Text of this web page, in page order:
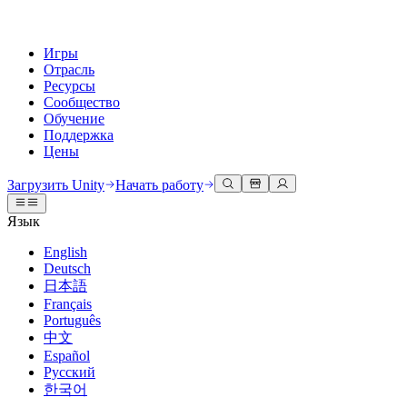
Игры
Отрасль
Ресурсы
Сообщество
Обучение
Поддержка
Цены
Движок Unity
Создавайте 2D и 3D игры для любой платформы
Совместная работа
Сотрудничайте и быстро вносите изменения с вашей командой
Загрузить Unity
Тарифы и цены
Развертывание
Многоплатформенность
3D сотрудничество
Создавайте и просматривайте 3D проекты в реальном времени
Иммерсивное обучение
Обучение в иммерсивных средах
Пользовательские опыты
Создавайте интерактивные 3D опыты
Отрасли
Производство
Документация
Инструменты для разработчиков
Версии релизов и трекер проблем
План развития
Обзор предстоящих функций
Глоссарий
Обсуждения
События
Глобальные и местные события
Истории сообщества
Made with Unity
Показ Unity-креаторов
Unity Learn
Освойте навыки Unity бесплатно
Профессиональное обучение
Повышайте уровень своей команды с тренерами Unity
Не использовали Unity раньше
С чего начать
Приступите к обучению
Основные пути Unity
Получить помощь
Помогаем вам добиться успеха с Unity
Планы успеха
Достигайте своих целей быстрее с помощью экспертов
FAQ
Ответы на часто задаваемые вопросы
Связаться с нами
Свяжитесь с нашей командой
Загрузить Unity Начать работу
Язык
English
Deutsch
日本語
Français
Português
中文
Español
Русский
한국어